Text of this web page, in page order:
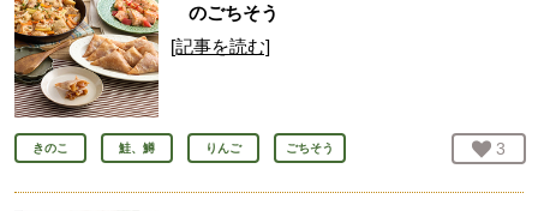
のごちそう
[記事を読む]
きのこ 鮭、鱒 りんご ごちそう お気
3